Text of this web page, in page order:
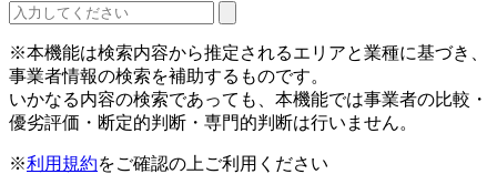
※本機能は検索内容から推定されるエリアと業種に基づき、
事業者情報の検索を補助するものです。
いかなる内容の検索であっても、本機能では事業者の比較・
優劣評価・断定的判断・専門的判断は行いません。
※利用規約をご確認の上ご利用ください